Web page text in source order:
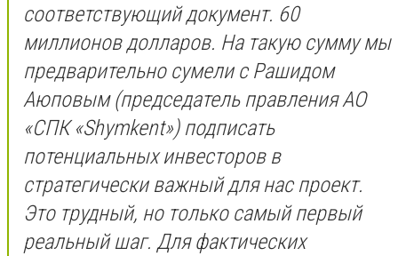
соответствующий документ. 60
миллионов долларов. На такую сумму мы
предварительно сумели с Рашидом
Аюповым (председатель правления АО
«СПК «Shymkent») подписать
потенциальных инвесторов в
стратегически важный для нас проект.
Это трудный, но только самый первый
реальный шаг. Для фактических